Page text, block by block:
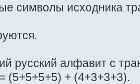
символы исходника
русский алфавит с
(5+5+5+5) + (4+3+3+3).